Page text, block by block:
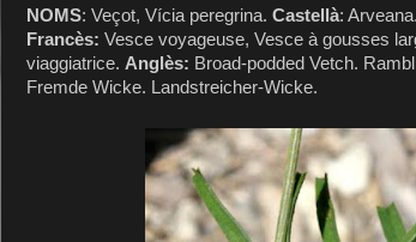
NOMS: Veçot, Vícia peregrina. Castellà:
Francès: Vesce voyageuse, Vesce à gousses
viaggiatrice. Anglès: Broad-podded Vetch.
Fremde Wicke. Landstreicher-Wicke.